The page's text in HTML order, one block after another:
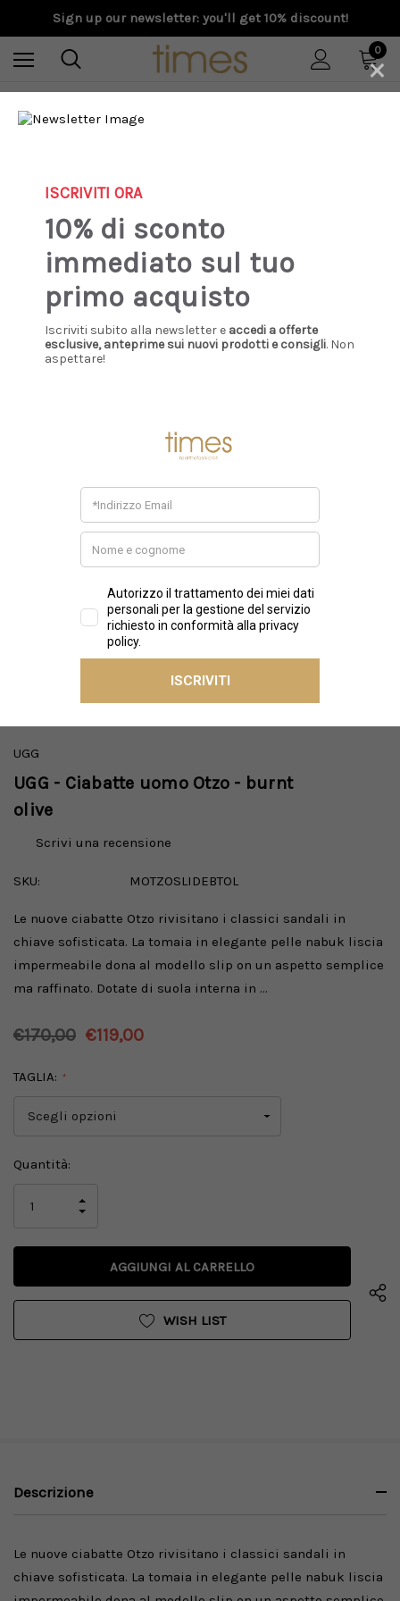
Sign up our newsletter: you'll get 10% discount!
0
Home S/S 2026
UGG
UGG - Ciabatte uomo Otzo - burnt
olive
Scrivi una recensione
SKU: MOTZOSLIDEBTOL
Le nuove ciabatte Otzo rivisitano i classici sandali in
chiave sofisticata. La tomaia in elegante pelle nabuk liscia
impermeabile dona al modello slip on un aspetto semplice
ma raffinato. Dotate di suola interna in …
€170,00 €119,00
TAGLIA: *
Disponibilità
Quantità:
QUANTITÀ
UNDEFINED
AUMENTA
DI
UNDEFINED
WISH LIST
Descrizione
Le nuove ciabatte Otzo rivisitano i classici sandali in
chiave sofisticata. La tomaia in elegante pelle nabuk liscia
×
ISCRIVITI ORA
10% di sconto
immediato sul tuo
primo acquisto
Iscriviti subito alla newsletter e accedi a offerte
esclusive, anteprime sui nuovi prodotti e consigli. Non
aspettare!